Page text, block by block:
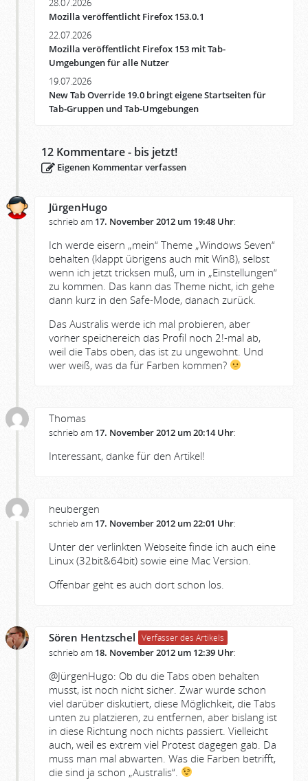
28.07.2026
Mozilla veröffentlicht Firefox 153.0.1
22.07.2026
Mozilla veröffentlicht Firefox 153 mit Tab-
Umgebungen für alle Nutzer
19.07.2026
New Tab Override 19.0 bringt eigene Startseiten für
Tab-Gruppen und Tab-Umgebungen
12 Kommentare - bis jetzt!
Eigenen Kommentar verfassen
JürgenHugo
schrieb am 17. November 2012 um 19:48 Uhr:
Ich werde eisern „mein“ Theme „Windows Seven“
behalten (klappt übrigens auch mit Win8), selbst
wenn ich jetzt tricksen muß, um in „Einstellungen“
zu kommen. Das kann das Theme nicht, ich gehe
dann kurz in den Safe-Mode, danach zurück.
Das Australis werde ich mal probieren, aber
vorher speichereich das Profil noch 2!-mal ab,
weil die Tabs oben, das ist zu ungewohnt. Und
wer weiß, was da für Farben kommen?
Thomas
schrieb am 17. November 2012 um 20:14 Uhr:
Interessant, danke für den Artikel!
heubergen
schrieb am 17. November 2012 um 22:01 Uhr:
Unter der verlinkten Webseite finde ich auch eine
Linux (32bit&64bit) sowie eine Mac Version.
Offenbar geht es auch dort schon los.
Sören Hentzschel Verfasser des Artikels
schrieb am 18. November 2012 um 12:39 Uhr:
@JürgenHugo: Ob du die Tabs oben behalten
musst, ist noch nicht sicher. Zwar wurde schon
viel darüber diskutiert, diese Möglichkeit, die Tabs
unten zu platzieren, zu entfernen, aber bislang ist
in diese Richtung noch nichts passiert. Vielleicht
auch, weil es extrem viel Protest dagegen gab. Da
muss man mal abwarten. Was die Farben betrifft,
die sind ja schon „Australis“.